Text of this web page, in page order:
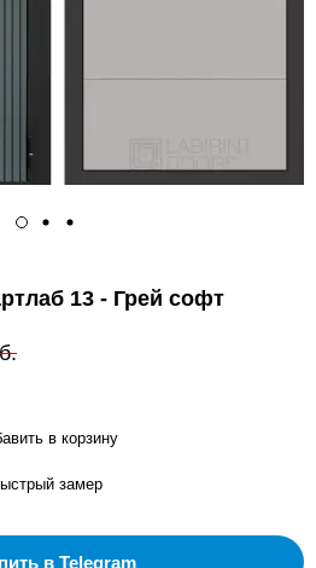
13 - Грей софт
в корзину
замер
в Telegram